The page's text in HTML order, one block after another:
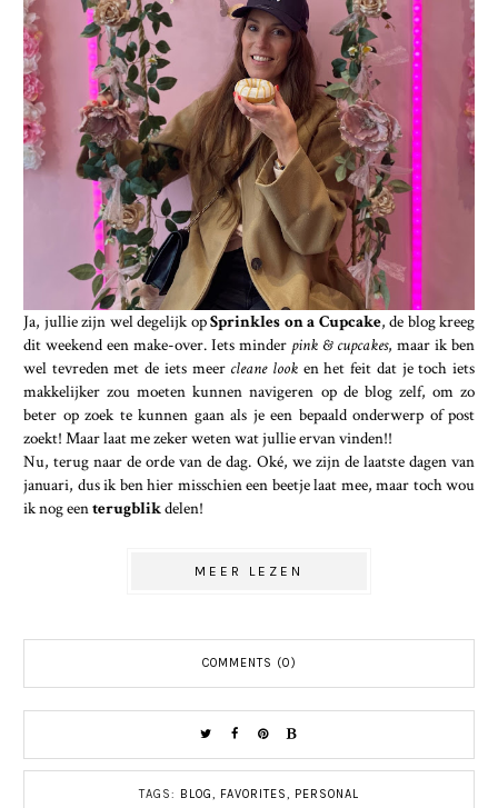
Ja, jullie zijn wel degelijk opSprinkles on a Cupcake, de blog kreeg
dit weekend een make-over. Iets minder pink & cupcakes, maar ik ben
wel tevreden met de iets meer cleane look en het feit dat je toch iets
makkelijker zou moeten kunnen navigeren op de blog zelf, om zo
beter op zoek te kunnen gaan als je een bepaald onderwerp of post
zoekt! Maar laat me zeker weten wat jullie ervan vinden!!
Nu, terug naar de orde van de dag. Oké, we zijn de laatste dagen van
januari, dus ik ben hier misschien een beetje laat mee, maar toch wou
ik nog eenterugblikdelen!
MEER LEZEN
COMMENTS (0)
TAGS: BLOG, FAVORITES, PERSONAL